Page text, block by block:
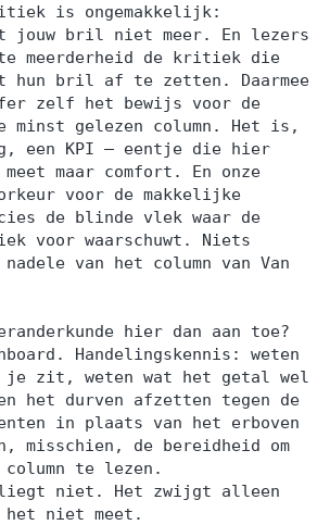
is ongemakkelijk:
jouw bril niet meer. En lezers
meerderheid de kritiek die
hun bril af te zetten. Daarmee
zelf het bewijs voor de
minst gelezen column. Het is,
een KPI — eentje die hier
maar comfort. En onze
voor de makkelijke
de blinde vlek waar de
voor waarschuwt. Niets
van het column van Van
hier dan aan toe?
Handelingskennis: weten
je zit, weten wat het getal wel
het durven afzetten tegen de
in plaats van het erboven
misschien, de bereidheid om
column te lezen.
liegt niet. Het zwijgt alleen
niet meet.